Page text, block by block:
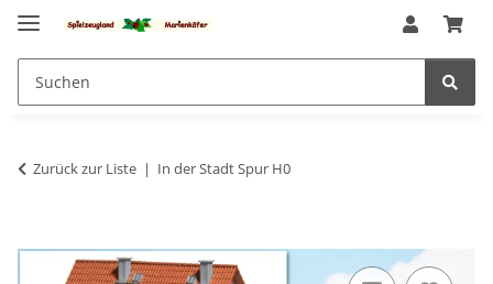
Zurück zur Liste In der Stadt Spur H0